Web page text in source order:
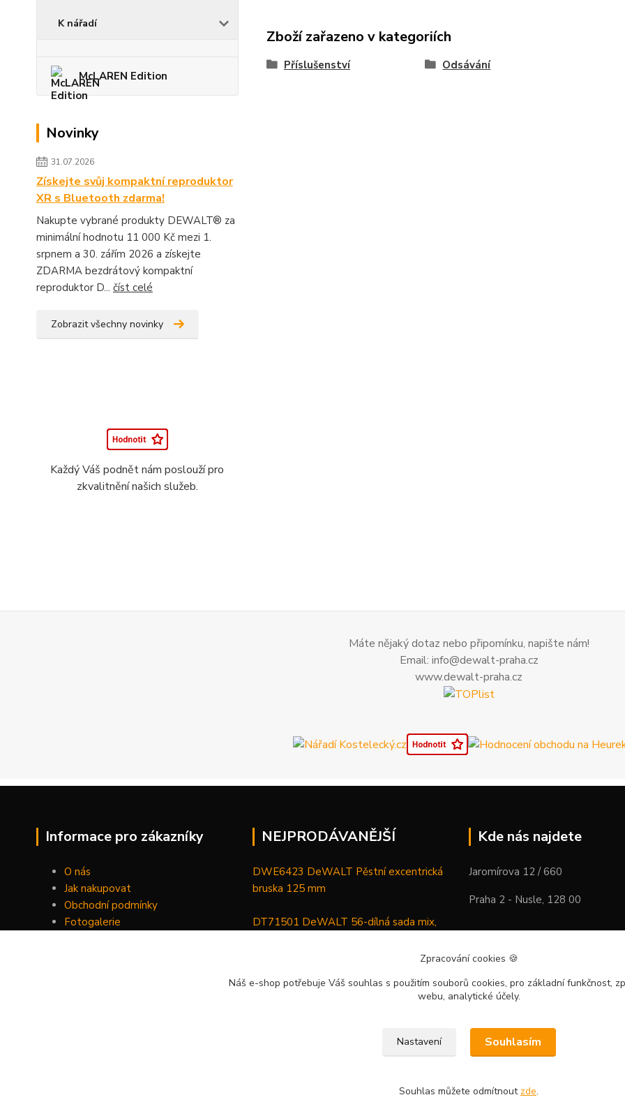
K nářadí
McLAREN Edition
Novinky
31.07.2026
Získejte svůj kompaktní reproduktor
XR s Bluetooth zdarma!
Nakupte vybrané produkty DEWALT® za
minimální hodnotu 11 000 Kč mezi 1.
srpnem a 30. zářím 2026 a získejte
ZDARMA bezdrátový kompaktní
reproduktor D... číst celé
Zobrazit všechny novinky
Každý Váš podnět nám poslouží pro
zkvalitnění našich služeb.
Zboží zařazeno v kategoriích
Příslušenství Odsávání
Máte nějaký dotaz nebo připomínku, napište nám!
Email: info@dewalt-praha.cz
www.dewalt-praha.cz
Informace pro zákazníky
O nás
Jak nakupovat
Obchodní podmínky
Fotogalerie
NEJPRODÁVANĚJŠÍ
DWE6423 DeWALT Pěstní excentrická
bruska 125 mm
DT71501 DeWALT 56-dílná sada mix,
maznice 18 V XR Li-Ion samostatný stroj
Kde nás najdete
Jaromírova 12 / 660
Praha 2 - Nusle, 128 00
Zpracování cookies 🍪
Náš e-shop potřebuje Váš souhlas s použitím souborů cookies, pro základní funkčnost,
webu, analytické účely.
Nastavení Souhlasím
Souhlas můžete odmítnout zde.